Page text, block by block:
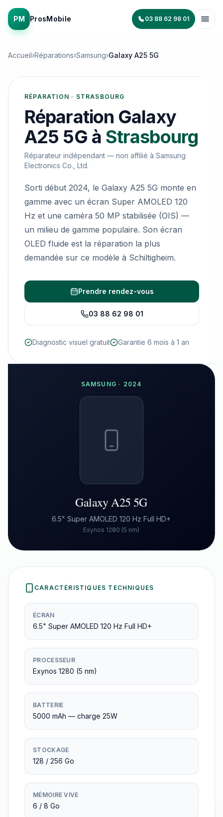
PM ProsMobile 03 88 62 98 01
Accueil›Réparations›Samsung›Galaxy A25 5G
RÉPARATION · STRASBOURG
Réparation Galaxy
A25 5G à Strasbourg
Réparateur indépendant — non affilié à Samsung
Electronics Co., Ltd.
Sorti début 2024, le Galaxy A25 5G monte en
gamme avec un écran Super AMOLED 120
Hz et une caméra 50 MP stabilisée (OIS) —
un milieu de gamme populaire. Son écran
OLED fluide est la réparation la plus
demandée sur ce modèle à Schiltigheim.
Prendre rendez-vous
03 88 62 98 01
Diagnostic visuel gratuit Garantie 6 mois à 1 an
SAMSUNG · 2024
Galaxy A25 5G
6.5" Super AMOLED 120 Hz Full HD+
Exynos 1280 (5 nm)
CARACTÉRISTIQUES TECHNIQUES
ÉCRAN
6.5" Super AMOLED 120 Hz Full HD+
PROCESSEUR
Exynos 1280 (5 nm)
BATTERIE
5000 mAh — charge 25W
STOCKAGE
128 / 256 Go
MÉMOIRE VIVE
6 / 8 Go